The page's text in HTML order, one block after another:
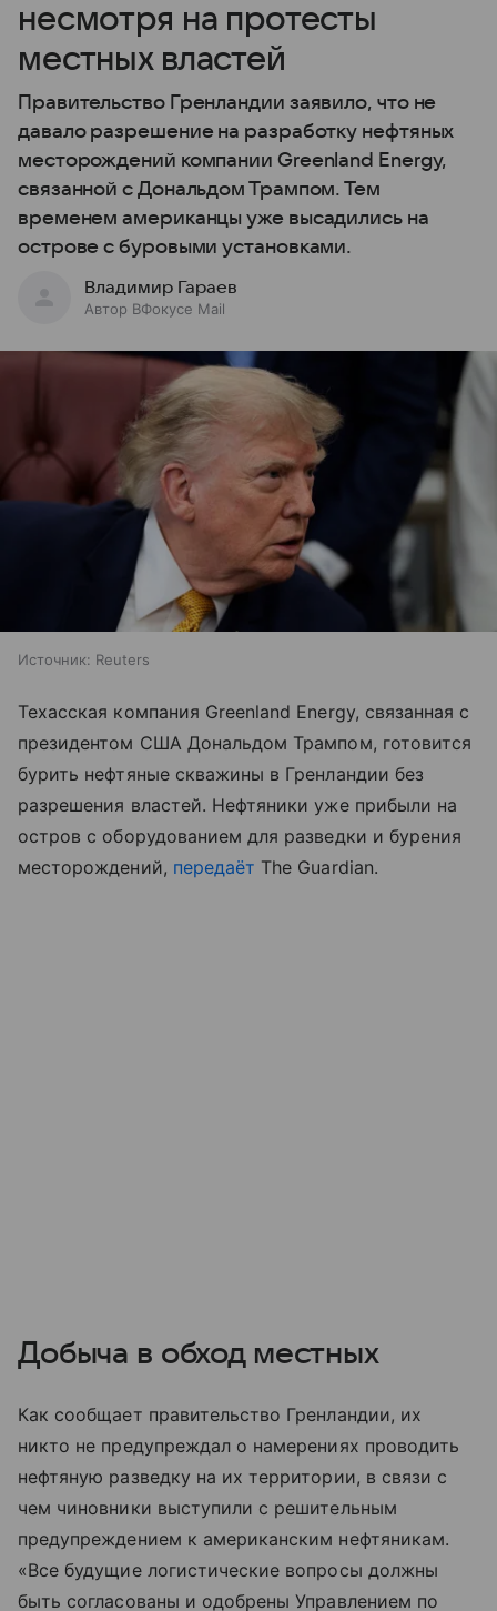
несмотря на протесты
местных властей
Правительство Гренландии заявило, что не
давало разрешение на разработку нефтяных
месторождений компании Greenland Energy,
связанной с Дональдом Трампом. Тем
временем американцы уже высадились на
острове с буровыми установками.
Владимир Гараев
Автор ВФокусе Mail
Источник: Reuters
Техасская компания Greenland Energy, связанная с
президентом США Дональдом Трампом, готовится
бурить нефтяные скважины в Гренландии без
разрешения властей. Нефтяники уже прибыли на
остров с оборудованием для разведки и бурения
месторождений, передаёт The Guardian.
Добыча в обход местных
Как сообщает правительство Гренландии, их
никто не предупреждал о намерениях проводить
нефтяную разведку на их территории, в связи с
чем чиновники выступили с решительным
предупреждением к американским нефтяникам.
«Все будущие логистические вопросы должны
быть согласованы и одобрены Управлением по